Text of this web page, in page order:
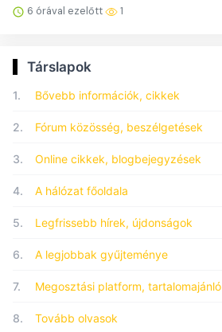
6 órával ezelőtt 1
Társlapok
1. Bővebb információk, cikkek
2. Fórum közösség, beszélgetések
3. Online cikkek, blogbejegyzések
4. A hálózat főoldala
5. Legfrissebb hírek, újdonságok
6. A legjobbak gyűjteménye
7. Megosztási platform, tartalomajánló
8. Tovább olvasok